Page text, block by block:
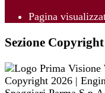
Pagina
Sezione Copyright
Copyright 2026 |